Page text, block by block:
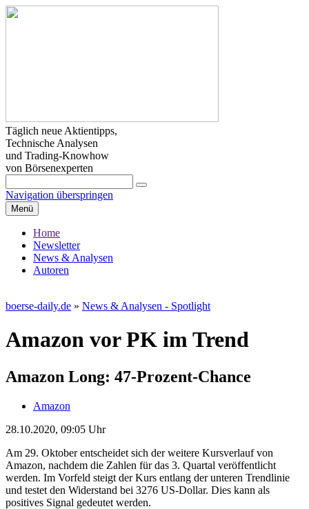
Täglich neue Aktientipps,
Technische Analysen
und Trading-Knowhow
von Börsenexperten
Navigation überspringen
Menü
Home
Newsletter
News & Analysen
Autoren
boerse-daily.de » News & Analysen - Spotlight
Amazon vor PK im Trend
Amazon Long: 47-Prozent-Chance
Amazon
28.10.2020, 09:05 Uhr
Am 29. Oktober entscheidet sich der weitere Kursverlauf von
Amazon, nachdem die Zahlen für das 3. Quartal veröffentlicht
werden. Im Vorfeld steigt der Kurs entlang der unteren Trendlinie
und testet den Widerstand bei 3276 US-Dollar. Dies kann als
positives Signal gedeutet werden.